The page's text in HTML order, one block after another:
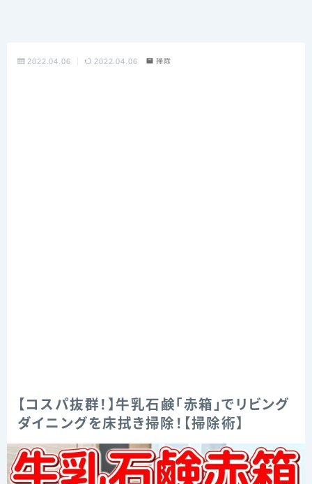
2022.04.06 2022.04.06 掃除
【コスパ抜群！】牛乳石鹸「赤箱」でリビング
ダイニングを床拭き掃除！【掃除術】